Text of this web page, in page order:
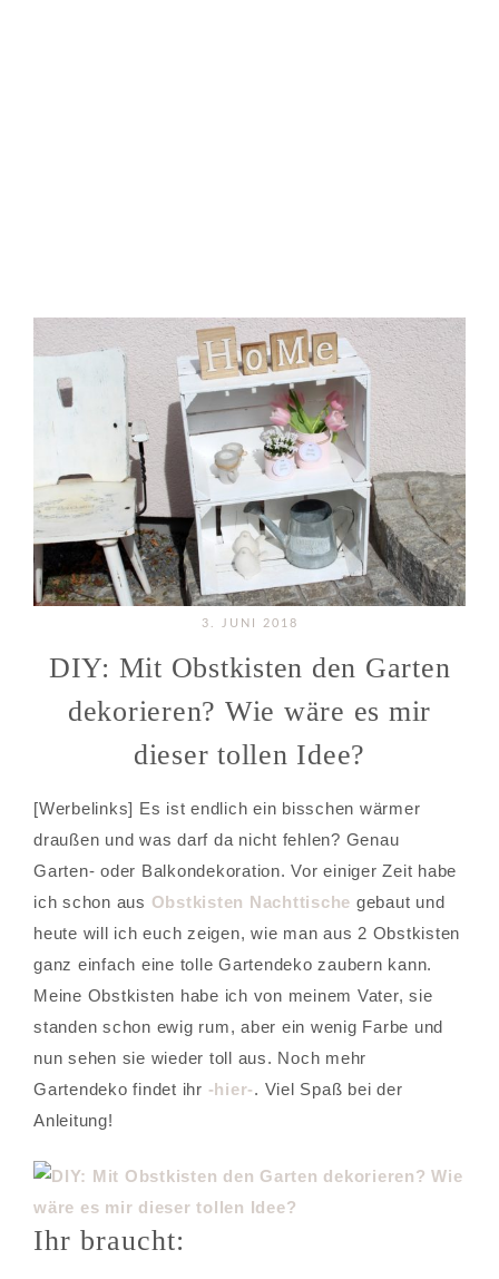
3. JUNI 2018
DIY: Mit Obstkisten den Garten
dekorieren? Wie wäre es mir
dieser tollen Idee?
[Werbelinks] Es ist endlich ein bisschen wärmer
draußen und was darf da nicht fehlen? Genau
Garten- oder Balkondekoration. Vor einiger Zeit habe
ich schon aus Obstkisten Nachttische gebaut und
heute will ich euch zeigen, wie man aus 2 Obstkisten
ganz einfach eine tolle Gartendeko zaubern kann.
Meine Obstkisten habe ich von meinem Vater, sie
standen schon ewig rum, aber ein wenig Farbe und
nun sehen sie wieder toll aus. Noch mehr
Gartendeko findet ihr -hier-. Viel Spaß bei der
Anleitung!
Ihr braucht: